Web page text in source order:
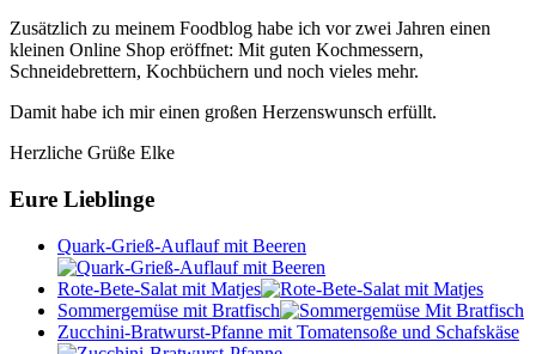
Zusätzlich zu meinem Foodblog habe ich vor zwei Jahren einen
kleinen Online Shop eröffnet: Mit guten Kochmessern,
Schneidebrettern, Kochbüchern und noch vieles mehr.
Damit habe ich mir einen großen Herzenswunsch erfüllt.
Herzliche Grüße Elke
Eure Lieblinge
Quark-Grieß-Auflauf mit Beeren
Rote-Bete-Salat mit Matjes
Sommergemüse mit Bratfisch
Zucchini-Bratwurst-Pfanne mit Tomatensoße und Schafskäse